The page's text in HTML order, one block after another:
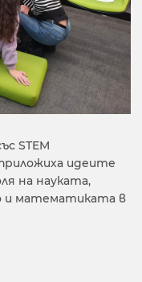
STEM
идеите
на науката,
и математиката в